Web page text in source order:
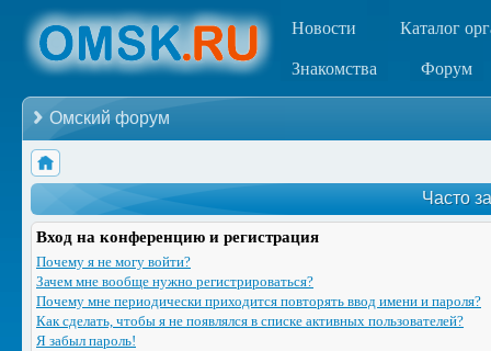
Новости Каталог
Знакомства Форум
Омский форум
Часто
Вход на конференцию и регистрация
Почему я не могу войти?
Зачем мне вообще нужно регистрироваться?
Почему мне периодически приходится повторять ввод имени и пароля?
Как сделать, чтобы я не появлялся в списке активных пользователей?
Я забыл пароль!